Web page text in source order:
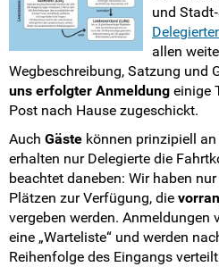
und
allen
Wegbeschreibung, Satzung und
uns erfolgter Anmeldung einige
Post nach Hause zugeschickt.
Auch Gäste können prinzipiell
erhalten nur Delegierte die
beachtet daneben: Wir haben
Plätzen zur Verfügung, die
vergeben werden. Anmeldungen
eine „Warteliste“ und werden
Reihenfolge des Eingangs